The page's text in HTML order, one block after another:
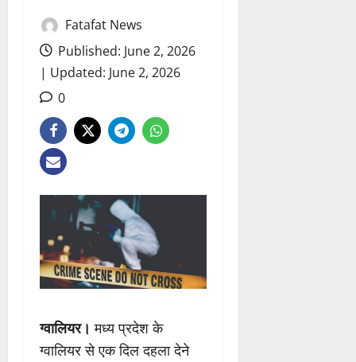
Fatafat News
Published: June 2, 2026
| Updated: June 2, 2026
0
ग्वालियर। मध्य प्रदेश के
ग्वालियर से एक दिल दहला देने